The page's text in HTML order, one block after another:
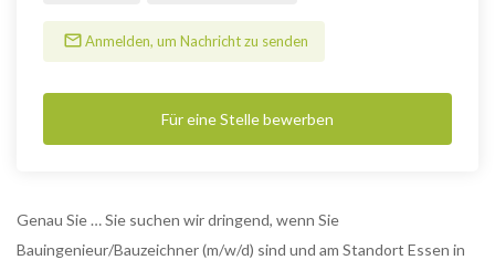
Anmelden, um Nachricht zu senden
Für eine Stelle bewerben
Genau Sie … Sie suchen wir dringend, wenn Sie
Bauingenieur/Bauzeichner (m/w/d) sind und am Standort Essen in